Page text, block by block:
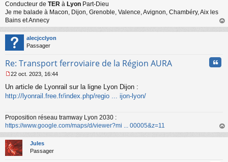
u
Conducteur de TER à Lyon Part-Dieu
Je me balade à Macon, Dijon, Grenoble, Valence, Avignon, Chambéry, Aix les
Bains et Annecy
au
alecjcclyon
Passager
Re: Transport ferroviaire de la Région AURA
e
s
g
e
n
o
n
l
22 oct. 2023, 16:44
Un article de Lyonrail sur la ligne Lyon Dijon :
http://lyonrail.free.fr/index.php/regio ... ijon-lyon/
Proposition réseau tramway Lyon 2030 :
https://www.google.com/maps/d/viewer?mi ... 00005&z=11
au
Jules
Passager